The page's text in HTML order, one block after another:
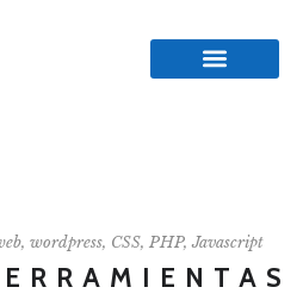
wordpress, CSS, PHP, Javascript